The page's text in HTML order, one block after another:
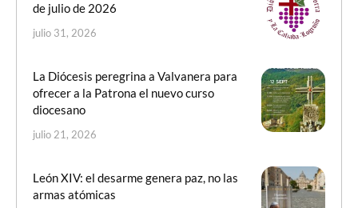
de julio de 2026
julio 31, 2026
La Diócesis peregrina a Valvanera para
ofrecer a la Patrona el nuevo curso
diocesano
julio 21, 2026
León XIV: el desarme genera paz, no las
armas atómicas